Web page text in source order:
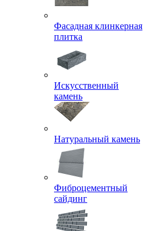
Фасадная клинкерная
плитка
Искусственный
камень
Натуральный камень
Фиброцементный
сайдинг